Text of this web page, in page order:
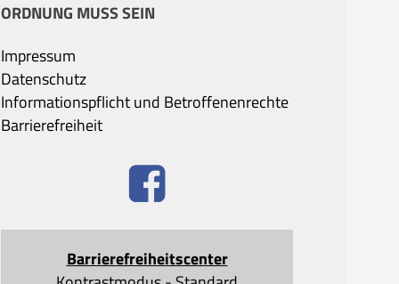
ORDNUNG MUSS SEIN
Impressum
Datenschutz
Informationspflicht und Betroffenenrechte
Barrierefreiheit
Barrierefreiheitscenter